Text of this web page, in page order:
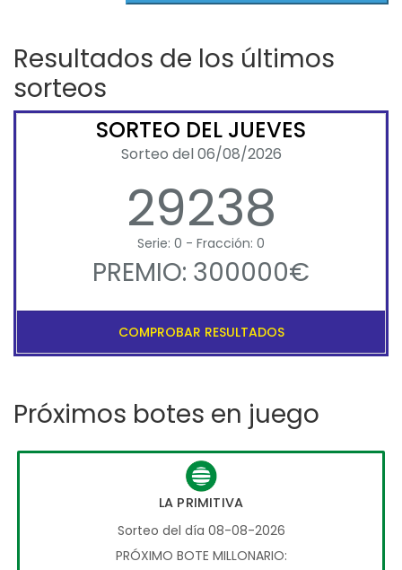
Resultados de los últimos
sorteos
SORTEO DEL JUEVES
Sorteo del 06/08/2026
29238
Serie: 0 - Fracción: 0
PREMIO: 300000€
COMPROBAR RESULTADOS
Próximos botes en juego
LA PRIMITIVA
Sorteo del día 08-08-2026
PRÓXIMO BOTE MILLONARIO: